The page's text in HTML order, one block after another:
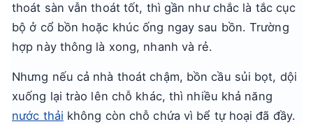
thoát sàn vẫn thoát tốt, thì gần như chắc là tắc cục
bộ ở cổ bồn hoặc khúc ống ngay sau bồn. Trường
hợp này thông là xong, nhanh và rẻ.
Nhưng nếu cả nhà thoát chậm, bồn cầu sủi bọt, dội
xuống lại trào lên chỗ khác, thì nhiều khả năng
nước thải không còn chỗ chứa vì bể tự hoại đã đầy.